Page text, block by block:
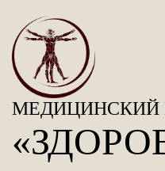
МЕДИЦИНСКИЙ